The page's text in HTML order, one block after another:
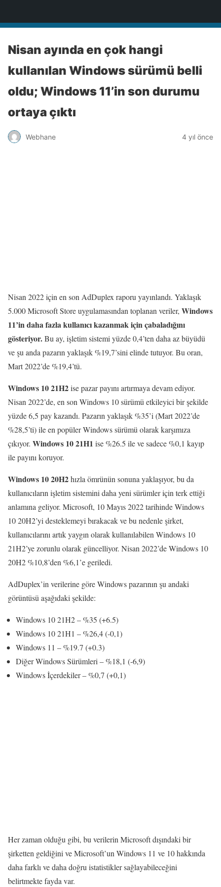
Nisan ayında en çok hangi
kullanılan Windows sürümü belli
oldu; Windows 11’in son durumu
ortaya çıktı
Webhane 4 yıl önce
Nisan 2022 için en son AdDuplex raporu yayınlandı. Yaklaşık
5.000 Microsoft Store uygulamasından toplanan veriler, Windows
11’in daha fazla kullanıcı kazanmak için çabaladığını
gösteriyor.Bu ay, işletim sistemi yüzde 0,4’ten daha az büyüdü
ve şu anda pazarın yaklaşık %19,7’sini elinde tutuyor. Bu oran,
Mart 2022’de %19,4’tü.
Windows 10 21H2ise pazar payını artırmaya devam ediyor.
Nisan 2022’de, en son Windows 10 sürümü etkileyici bir şekilde
yüzde 6,5 pay kazandı. Pazarın yaklaşık %35’i (Mart 2022’de
%28,5’ti) ile en popüler Windows sürümü olarak karşımıza
çıkıyor. Windows 10 21H1 ise %26.5 ile ve sadece %0,1 kayıp
ile payını koruyor.
Windows 10 20H2hızla ömrünün sonuna yaklaşıyor, bu da
kullanıcıların işletim sistemini daha yeni sürümler için terk ettiği
anlamına geliyor. Microsoft, 10 Mayıs 2022 tarihinde Windows
10 20H2’yi desteklemeyi bırakacak ve bu nedenle şirket,
kullanıcılarını artık yaygın olarak kullanılabilen Windows 10
21H2’ye zorunlu olarak güncelliyor. Nisan 2022’de Windows 10
20H2 %10,8’den %6,1’e geriledi.
AdDuplex’in verilerine göre Windows pazarının şu andaki
görüntüsü aşağıdaki şekilde:
Windows 10 21H2 – %35 (+6.5)
Windows 10 21H1 – %26,4 (-0,1)
Windows 11 – %19.7 (+0.3)
Diğer Windows Sürümleri – %18,1 (-6,9)
Windows İçerdekiler – %0,7 (+0,1)
Her zaman olduğu gibi, bu verilerin Microsoft dışındaki bir
şirketten geldiğini ve Microsoft’un Windows 11 ve 10 hakkında
daha farklı ve daha doğru istatistikler sağlayabileceğini
belirtmekte fayda var.